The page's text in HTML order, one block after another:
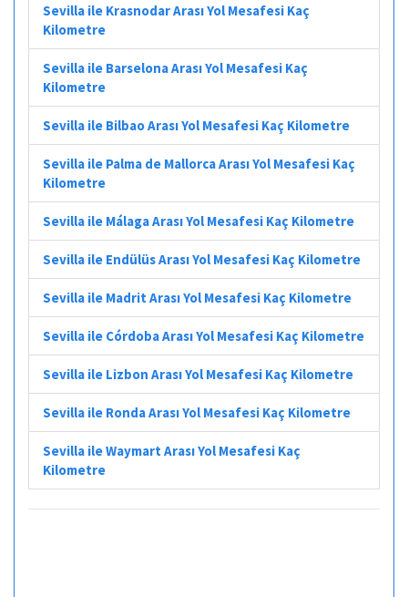
Sevilla ile Krasnodar Arası Yol Mesafesi Kaç
Kilometre
Sevilla ile Barselona Arası Yol Mesafesi Kaç
Kilometre
Sevilla ile Bilbao Arası Yol Mesafesi Kaç Kilometre
Sevilla ile Palma de Mallorca Arası Yol Mesafesi Kaç
Kilometre
Sevilla ile Málaga Arası Yol Mesafesi Kaç Kilometre
Sevilla ile Endülüs Arası Yol Mesafesi Kaç Kilometre
Sevilla ile Madrit Arası Yol Mesafesi Kaç Kilometre
Sevilla ile Córdoba Arası Yol Mesafesi Kaç Kilometre
Sevilla ile Lizbon Arası Yol Mesafesi Kaç Kilometre
Sevilla ile Ronda Arası Yol Mesafesi Kaç Kilometre
Sevilla ile Waymart Arası Yol Mesafesi Kaç
Kilometre